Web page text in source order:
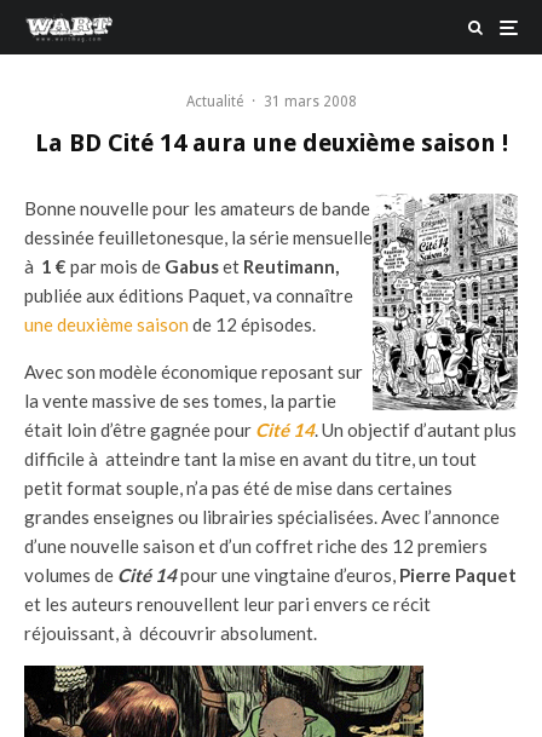
Actualité · 31 mars 2008
La BD Cité 14 aura une deuxième saison !
Bonne nouvelle pour les amateurs de bande
dessinée feuilletonesque, la série mensuelle
à 1 € par mois de Gabuset Reutimann,
publiée aux éditions Paquet, va connaître
une deuxième saison de 12 épisodes.
Avec son modèle économique reposant sur
la vente massive de ses tomes, la partie
était loin d’être gagnée pour Cité 14. Un objectif d’autant plus
difficile à atteindre tant la mise en avant du titre, un tout
petit format souple, n’a pas été de mise dans certaines
grandes enseignes ou librairies spécialisées. Avec l’annonce
d’une nouvelle saison et d’un coffret riche des 12 premiers
volumes de Cité 14pour une vingtaine d’euros, Pierre Paquet
et les auteurs renouvellent leur pari envers ce récit
réjouissant, à découvrir absolument.